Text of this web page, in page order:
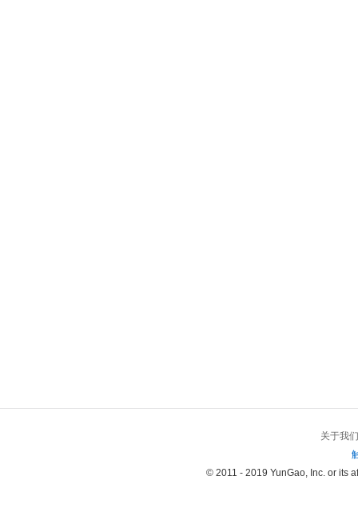
关于我们
© 2011 - 2019 YunGao, Inc. or its